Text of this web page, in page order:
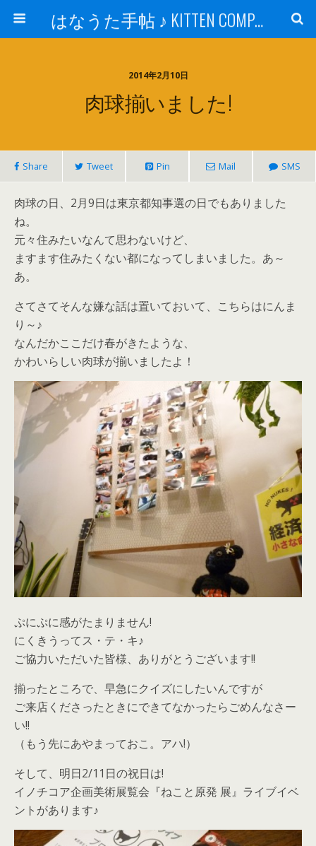
はなうた手帖 ♪ KITTEN COMPANY
2014年2月10日
肉球揃いました!
Share Tweet Pin Mail SMS
肉球の日、2月9日は東京都知事選の日でもありました
ね。
元々住みたいなんて思わないけど、
ますます住みたくない都になってしまいました。あ～
あ。
さてさてそんな嫌な話は置いておいて、こちらはにんま
り～♪
なんだかここだけ春がきたような、
かわいらしい肉球が揃いましたよ！
ぷにぷに感がたまりません!
にくきうってス・テ・キ♪
ご協力いただいた皆様、ありがとうございます!!
揃ったところで、早急にクイズにしたいんですが
ご来店くださったときにできてなかったらごめんなさー
い!!
（もう先にあやまっておこ。アハ!）
そして、明日2/11日の祝日は!
イノチコア企画美術展覧会『ねこと原発 展』ライブイベ
ントがあります♪